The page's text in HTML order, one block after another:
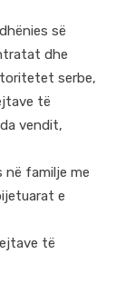
së
dhe
serbe,
të
vendit,
në familje me
e
të